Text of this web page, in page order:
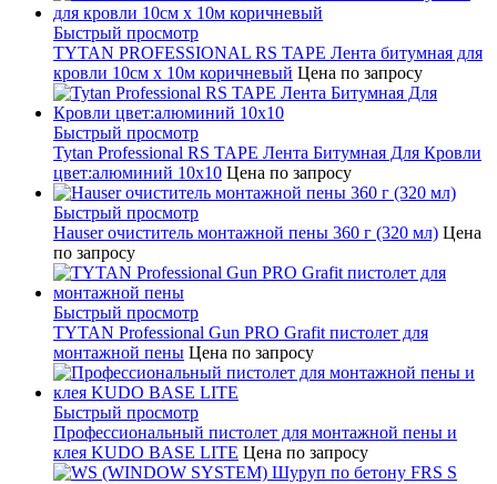
Быстрый просмотр
TYTAN PROFESSIONAL RS TAPE Лента битумная для
кровли 10см x 10м коричневый Цена по запросу
Быстрый просмотр
Tytan Professional RS TAPE Лента Битумная Для Кровли
цвет:алюминий 10х10 Цена по запросу
Быстрый просмотр
Hauser очиститель монтажной пены 360 г (320 мл) Цена
по запросу
Быстрый просмотр
TYTAN Professional Gun PRO Grafit пистолет для
монтажной пены Цена по запросу
Быстрый просмотр
Профессиональный пистолет для монтажной пены и
клея KUDO BASE LITE Цена по запросу